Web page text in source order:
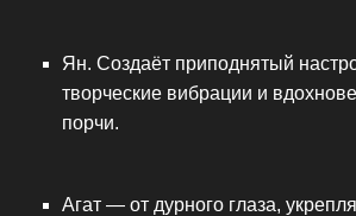
Ян. Создаёт приподнятый
творческие вибрации и
порчи.
Агат — от дурного глаза,